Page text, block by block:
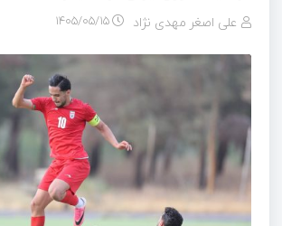
علی اصغر مهدی نژاد ۱۴۰۵/۰۵/۱۵